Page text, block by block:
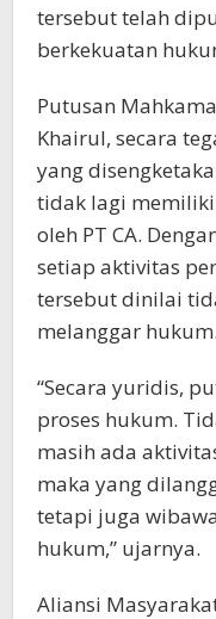
tersebut telah
berkekuatan
Putusan
Khairul, secara
yang
tidak lagi
oleh PT CA.
setiap aktivitas
tersebut dinilai
melanggar hukum.
“Secara yuridis,
proses hukum.
masih ada
maka yang
tetapi juga
hukum,” ujarnya.
Aliansi